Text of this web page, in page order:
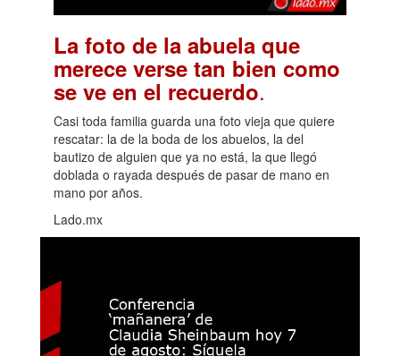
La foto de la abuela que
merece verse tan bien como
se ve en el recuerdo.
Casi toda familia guarda una foto vieja que quiere
rescatar: la de la boda de los abuelos, la del
bautizo de alguien que ya no está, la que llegó
doblada o rayada después de pasar de mano en
mano por años.
Lado.mx